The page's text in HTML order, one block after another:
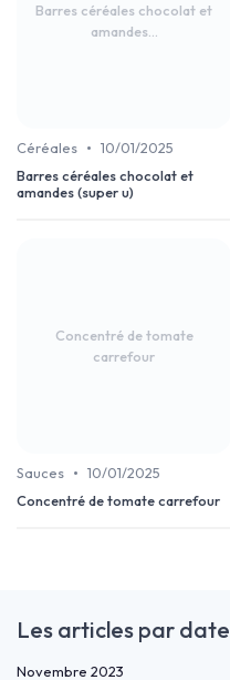
Barres céréales chocolat et
amandes...
Céréales • 10/01/2025
Barres céréales chocolat et
amandes (super u)
Concentré de tomate
carrefour
Sauces • 10/01/2025
Concentré de tomate carrefour
Les articles par date
Novembre 2023